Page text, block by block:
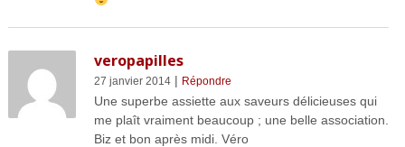
veropapilles
27 janvier 2014| Répondre
Une superbe assiette aux saveurs délicieuses qui
me plaît vraiment beaucoup ; une belle association.
Biz et bon après midi. Véro